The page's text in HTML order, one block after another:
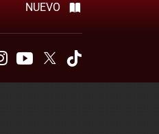
NUEVO
InstagramYoutubeTwitter